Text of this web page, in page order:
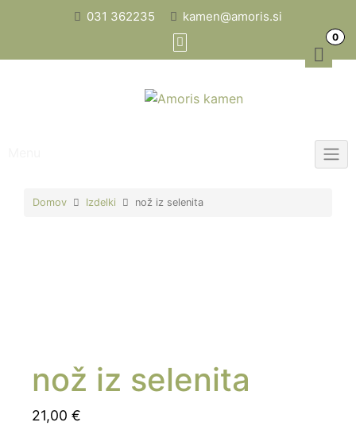
031 362235 kamen@amoris.si
0
Domov Izdelki nož iz selenita
nož iz selenita
21,00 €